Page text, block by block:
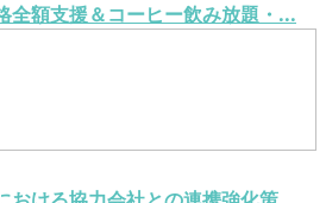
全額支援＆コーヒー飲み放題・...